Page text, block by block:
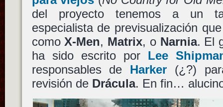
del proyecto tenemos a un
especialista de previsualización
como X-Men, Matrix, o Narnia. El
ha sido escrito por Lee
responsables de Harker (¿?)
revisión de Drácula. En fin…